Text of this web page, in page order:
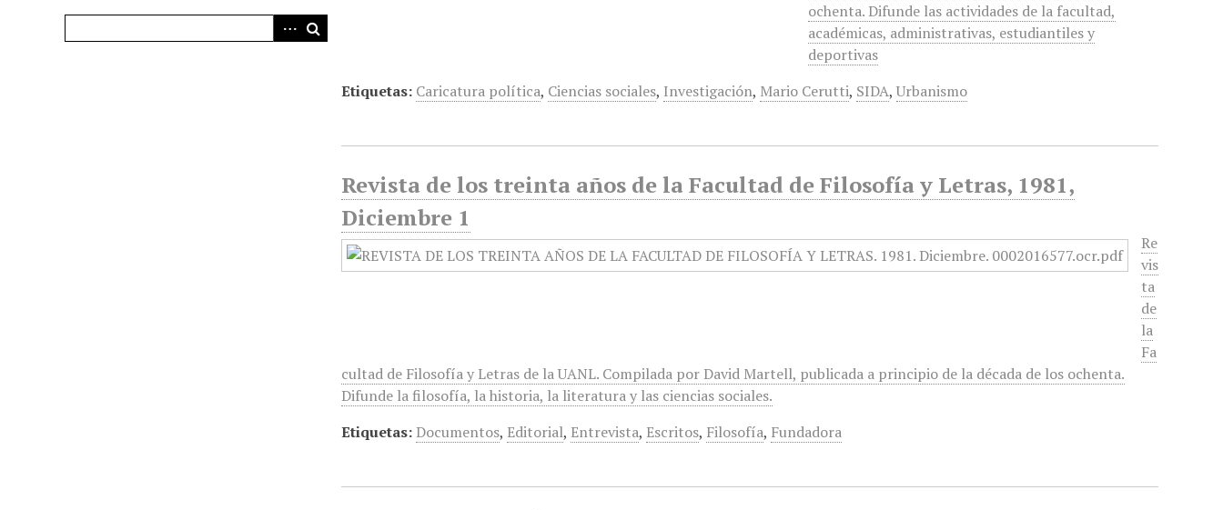
ochenta. Difunde las actividades de la facultad,
académicas, administrativas, estudiantiles y
deportivas
Etiquetas: Caricatura política, Ciencias sociales, Investigación, Mario Cerutti, SIDA,Urbanismo
Revista de los treinta años de la Facultad de Filosofía y Letras, 1981,
Diciembre 1
Re
vis
ta
de
la
Fa
cultad de Filosofía y Letras de la UANL. Compilada por David Martell, publicada a principio de la década de los ochenta.
Difunde la filosofía, la historia, la literatura y las ciencias sociales.
Etiquetas: Documentos, Editorial, Entrevista, Escritos, Filosofía, Fundadora